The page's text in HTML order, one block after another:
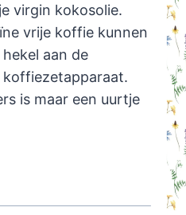
virgin kokosolie.
vrije koffie kunnen
aan de
is maar een uurtje